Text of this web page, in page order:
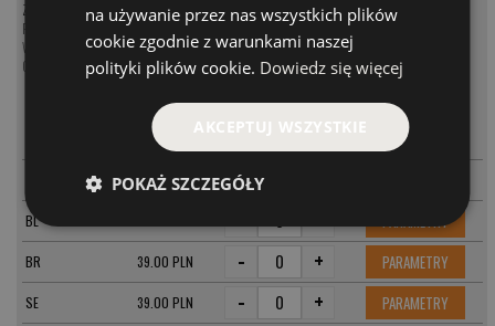
Zobacz nasze produkty:
Przynęty na klenia i jazia
Woblery na klenia i jazia
Obrotówki na klenia i jazia
CENA
39.00 PLN - + PARAMETRY
39.00 PLN -
BL - + PARAMETRY
BR 39.00 PLN - + PARAMETRY
SE 39.00 PLN - + PARAMETRY
na używanie przez nas wszystkich plików
cookie zgodnie z warunkami naszej
polityki plików cookie. Dowiedz się więcej
AKCEPTUJ WSZYSTKIE
POKAŻ SZCZEGÓŁY